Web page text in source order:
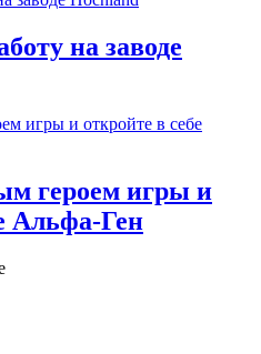
на заводе
героем игры и
Альфа-Ген